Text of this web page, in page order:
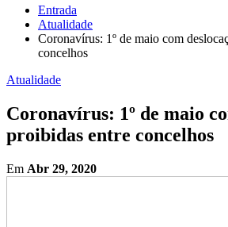
Entrada
Atualidade
Coronavírus: 1º de maio com
concelhos
Atualidade
Coronavírus: 1º de maio
proibidas entre concelhos
Em Abr 29, 2020